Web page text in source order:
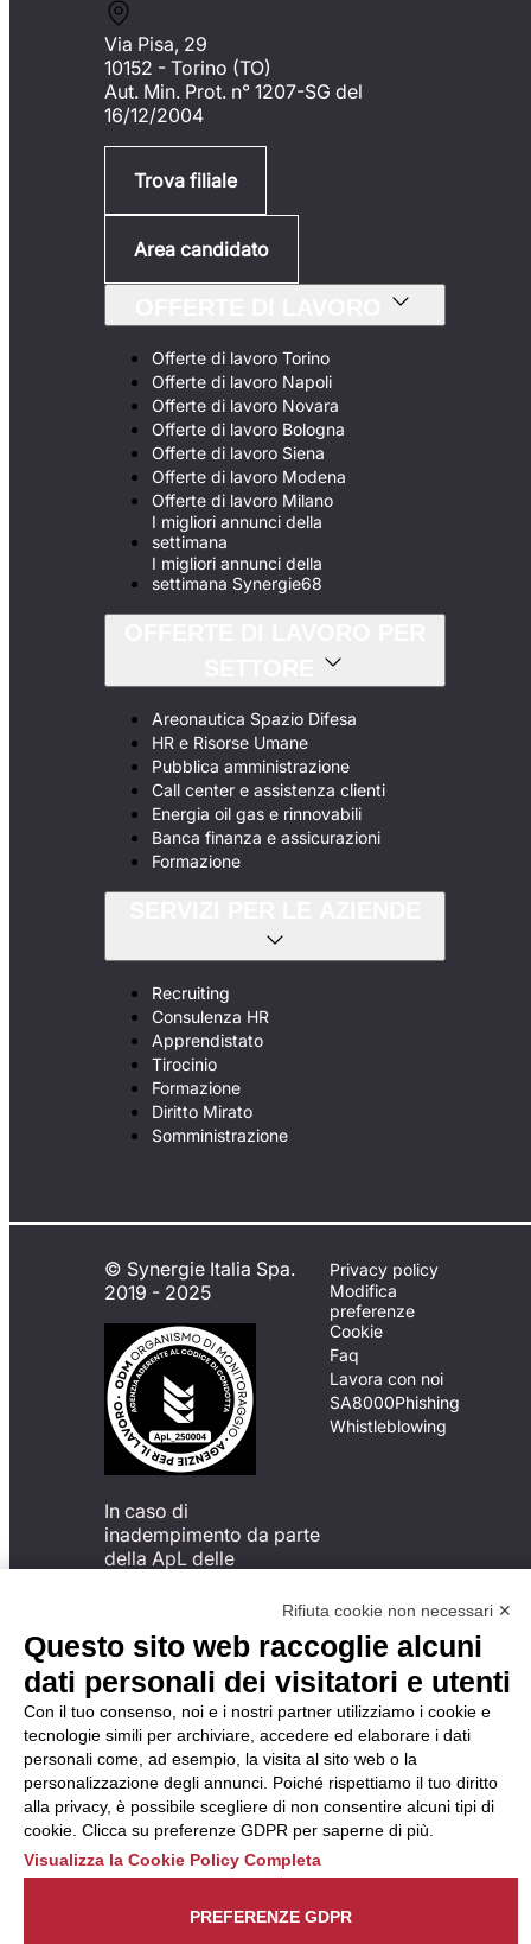
Via Pisa, 29
10152 - Torino (TO)
Aut. Min. Prot. n° 1207-SG del
16/12/2004
Trova filiale
Area candidato
Offerte di lavoro Torino
Offerte di lavoro Napoli
Offerte di lavoro Novara
Offerte di lavoro Bologna
Offerte di lavoro Siena
Offerte di lavoro Modena
Offerte di lavoro Milano
I migliori annunci della
settimana
I migliori annunci della
settimana Synergie68
Areonautica Spazio Difesa
HR e Risorse Umane
Pubblica amministrazione
Call center e assistenza clienti
Energia oil gas e rinnovabili
Banca finanza e assicurazioni
Formazione
Recruiting
Consulenza HR
Apprendistato
Tirocinio
Formazione
Diritto Mirato
Somministrazione
© Synergie Italia Spa.
2019 - 2025
In caso di
inadempimento da parte
della ApL delle
del Codice di Condotta, è
possibile presentare un
reclamo
all’Organismo di
Monitoraggio utilizzando
una delle modalità
descritte al seguente
indirizzo web
https://odm-
agenzielavoro.it/reclami/ .
Privacy policy
Modifica
preferenze
Cookie
Faq
Lavora con noi
SA8000Phishing
Whistleblowing
Rifiuta cookie non necessari ✕
Questo sito web raccoglie alcuni
dati personali dei visitatori e utenti
Con il tuo consenso, noi e i nostri partner utilizziamo i cookie e
tecnologie simili per archiviare, accedere ed elaborare i dati
personali come, ad esempio, la visita al sito web o la
personalizzazione degli annunci. Poiché rispettiamo il tuo diritto
alla privacy, è possibile scegliere di non consentire alcuni tipi di
cookie. Clicca su preferenze GDPR per saperne di più.
Visualizza la Cookie Policy Completa
PREFERENZE GDPR